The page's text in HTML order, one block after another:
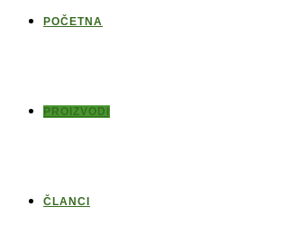
POČETNA
PROIZVODI
ČLANCI